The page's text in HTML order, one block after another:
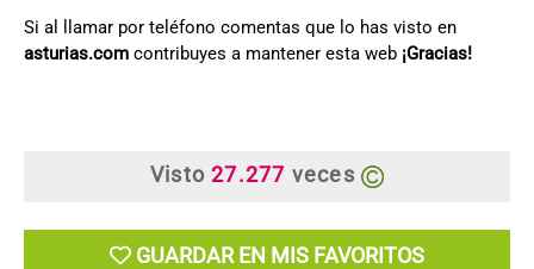
Si al llamar por teléfono comentas que lo has visto en
asturias.com contribuyes a mantener esta web ¡Gracias!
Visto27.277 veces
GUARDAR EN MIS FAVORITOS